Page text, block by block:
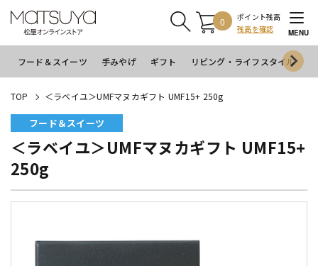
0
ポイント残高
残高を確認
MENU
フード＆スイーツ 手みやげ ギフト リビング・ライフスタイル
TOP ＜ラベイユ＞UMFマヌカギフト UMF15+ 250g
フード＆スイーツ
＜ラベイユ＞UMFマヌカギフト UMF15+
250g